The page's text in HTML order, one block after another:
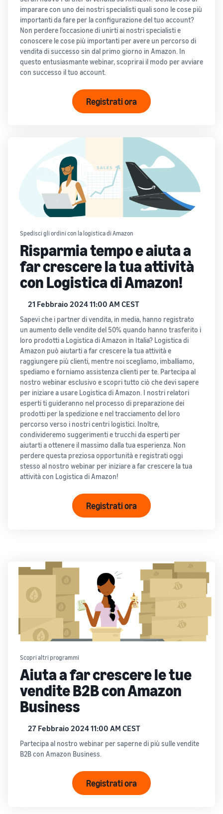
imparare con uno dei nostri specialisti quali sono le cose più
importanti da fare per la configurazione del tuo account?
Non perdere l'occasione di unirti ai nostri specialisti e
conoscere le cose più importanti per avere un percorso di
vendita di successo sin dal primo giorno in Amazon. In
questo entusiasmante webinar, scoprirai il modo per avviare
con successo il tuo account.
Registrati ora
Spedisci gli ordini con la logistica di Amazon
Risparmia tempo e aiuta a
far crescere la tua attività
con Logistica di Amazon!
21 Febbraio 2024 11:00 AM CEST
Sapevi che i partner di vendita, in media, hanno registrato
un aumento delle vendite del 50% quando hanno trasferito i
loro prodotti a Logistica di Amazon in Italia? Logistica di
Amazon può aiutarti a far crescere la tua attività e
raggiungere più clienti, mentre noi scegliamo, imballiamo,
spediamo e forniamo assistenza clienti per te. Partecipa al
nostro webinar esclusivo e scopri tutto ciò che devi sapere
per iniziare a usare Logistica di Amazon. I nostri relatori
esperti ti guideranno nel processo di preparazione dei
prodotti per la spedizione e nel tracciamento del loro
percorso verso i nostri centri logistici. Inoltre,
condivideremo suggerimenti e trucchi da esperti per
aiutarti a ottenere il massimo dalla tua esperienza. Non
perdere questa preziosa opportunità e registrati oggi
stesso al nostro webinar per iniziare a far crescere la tua
attività con Logistica di Amazon!
Registrati ora
Scopri altri programmi
Aiuta a far crescere le tue
vendite B2B con Amazon
Business
27 Febbraio 2024 11:00 AM CEST
Partecipa al nostro webinar per saperne di più sulle vendite
B2B con Amazon Business.
Registrati ora